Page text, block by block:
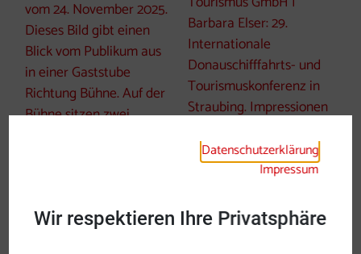
Datenschutzerklärung
Impressum
Wir respektieren Ihre Privatsphäre